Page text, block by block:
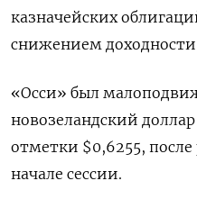
казначейских
снижением доходности
«Осси» был
новозеландский доллар
отметки $0,6255​, после
начале сессии.